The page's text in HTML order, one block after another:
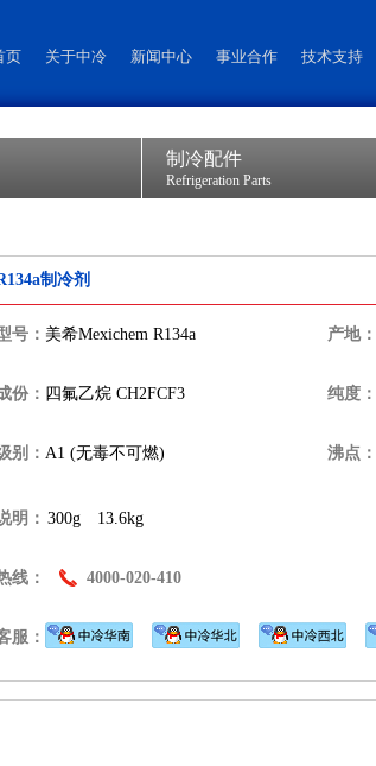
页 关于中冷 新闻中心 事业合作 技术支持
制冷配件
Refrigeration Parts
制冷剂
号： 美希Mexichem R134a 产地：
份： 四氟乙烷 CH2FCF3 纯度：
别： A1 (无毒不可燃) 沸点：
明： 300g 13.6kg
线： 4000-020-410
服：